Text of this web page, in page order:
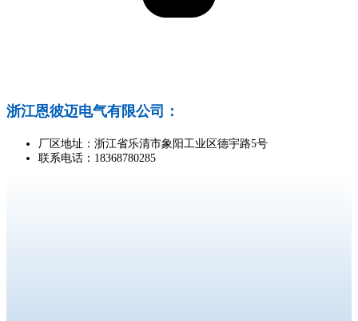
浙江恩彼迈电气有限公司：
厂区地址：浙江省乐清市象阳工业区德宇路5号
联系电话：18368780285